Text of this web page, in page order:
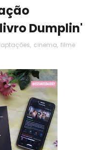
Dumplin'
, cinema, filme